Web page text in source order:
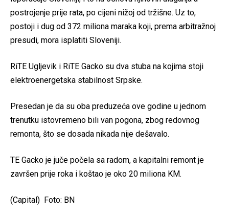
postrojenje prije rata, po cijeni nižoj od tržišne. Uz to,
postoji i dug od 372 miliona maraka koji, prema arbitražnoj
presudi, mora isplatiti Sloveniji.
RiTE Ugljevik i RiTE Gacko su dva stuba na kojima stoji
elektroenergetska stabilnost Srpske.
Presedan je da su oba preduzeća ove godine u jednom
trenutku istovremeno bili van pogona, zbog redovnog
remonta, što se dosada nikada nije dešavalo.
TE Gacko je juče počela sa radom, a kapitalni remont je
završen prije roka i koštao je oko 20 miliona KM.
(Capital) Foto: BN